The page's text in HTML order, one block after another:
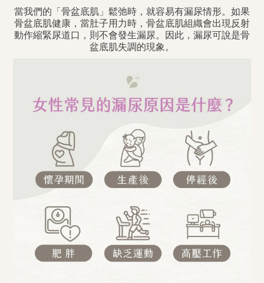
當我們的「骨盆底肌」鬆弛時，就容易有漏尿情形。如果
骨盆底肌健康，當肚子用力時，骨盆底肌組織會出現反射
動作縮緊尿道口，則不會發生漏尿。因此，漏尿可說是骨
盆底肌失調的現象。